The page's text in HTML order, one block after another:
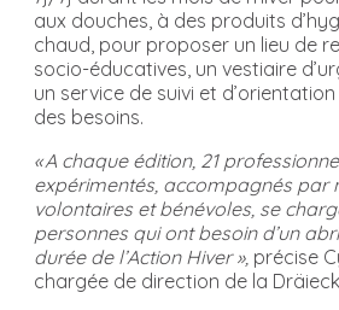
aux douches, à des produits
chaud, pour proposer un lieu de
socio-éducatives, un vestiaire
un service de suivi et
des besoins.
« A chaque édition, 21
expérimentés, accompagnés par
volontaires et bénévoles, se
personnes qui ont besoin d’un
durée de l’Action Hiver », précise
chargée de direction de la Dräieck